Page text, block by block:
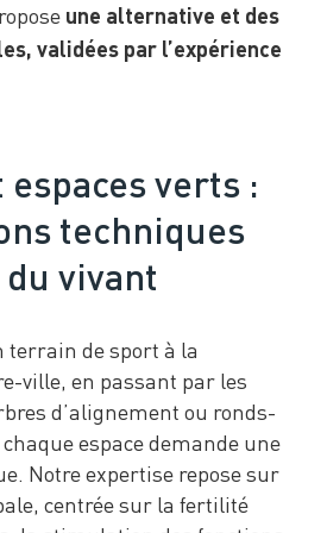
une alternative et des
validées par l’expérience
verts :
techniques
vivant
terrain de sport à la
ville, en passant par les
d’alignement ou ronds-
espace demande une
Notre expertise repose sur
centrée sur la fertilité